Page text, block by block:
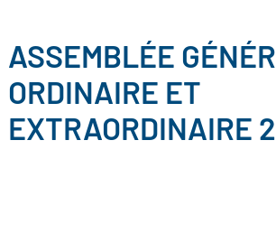
ASSEMBLÉE
ORDINAIRE ET
EXTRAORDINAIRE